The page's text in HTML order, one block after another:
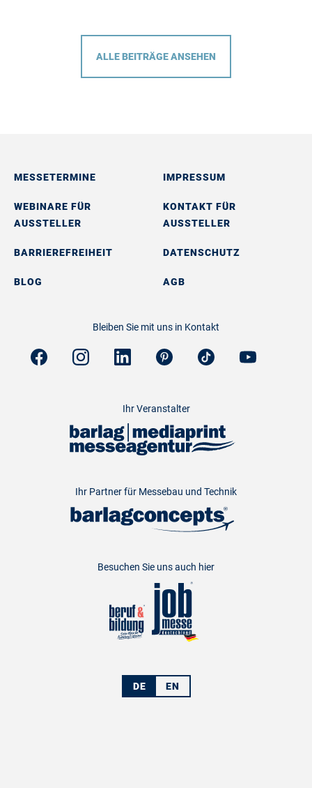
ALLE BEITRÄGE ANSEHEN
MESSETERMINE
WEBINARE FÜR
AUSSTELLER
BARRIEREFREIHEIT
BLOG
IMPRESSUM
KONTAKT FÜR
AUSSTELLER
DATENSCHUTZ
AGB
Bleiben Sie mit uns in Kontakt
Ihr Veranstalter
Ihr Partner für Messebau und Technik
Besuchen Sie uns auch hier
DE EN